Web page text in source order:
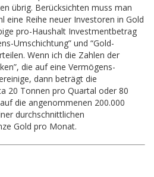
übrig. Berücksichten muss man
eine Reihe neuer Investoren in Gold
pro-Haushalt Investmentbetrag
Umschichtung” und “Gold-
Wenn ich die Zahlen der
die auf eine Vermögens-
dann beträgt die
20 Tonnen pro Quartal oder 80
die angenommenen 200.000
durchschnittlichen
Gold pro Monat.